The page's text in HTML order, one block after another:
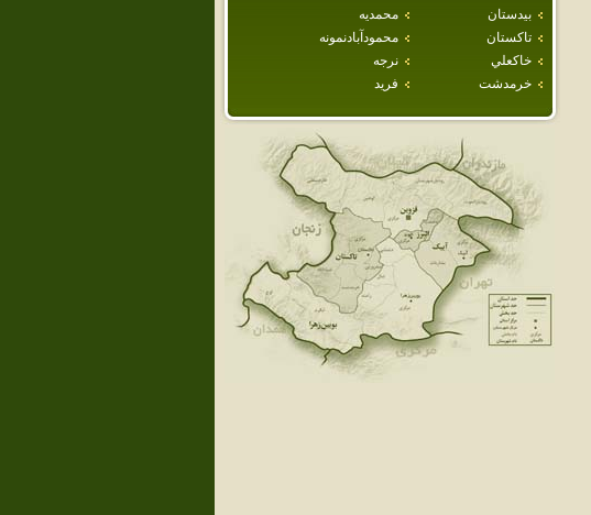
بيدستان
محمديه
تاكستان
محمودآبادنمونه
خاكعلي
نرجه
خرمدشت
فريد